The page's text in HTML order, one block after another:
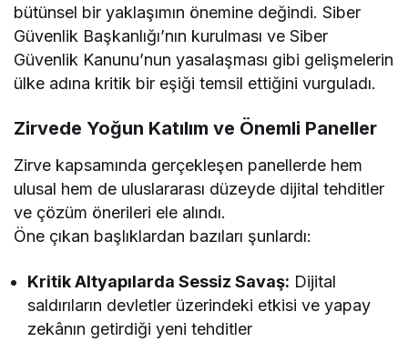
bütünsel bir yaklaşımın önemine değindi. Siber
Güvenlik Başkanlığı’nın kurulması ve Siber
Güvenlik Kanunu’nun yasalaşması gibi gelişmelerin
ülke adına kritik bir eşiği temsil ettiğini vurguladı.
Zirvede Yoğun Katılım ve Önemli Paneller
Zirve kapsamında gerçekleşen panellerde hem
ulusal hem de uluslararası düzeyde dijital tehditler
ve çözüm önerileri ele alındı.
Öne çıkan başlıklardan bazıları şunlardı:
Kritik Altyapılarda Sessiz Savaş: Dijital
saldırıların devletler üzerindeki etkisi ve yapay
zekânın getirdiği yeni tehditler